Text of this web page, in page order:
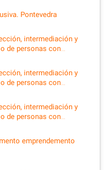
Pontevedra
intermediación y
de personas con…
intermediación y
de personas con…
intermediación y
de personas con…
emprendemento